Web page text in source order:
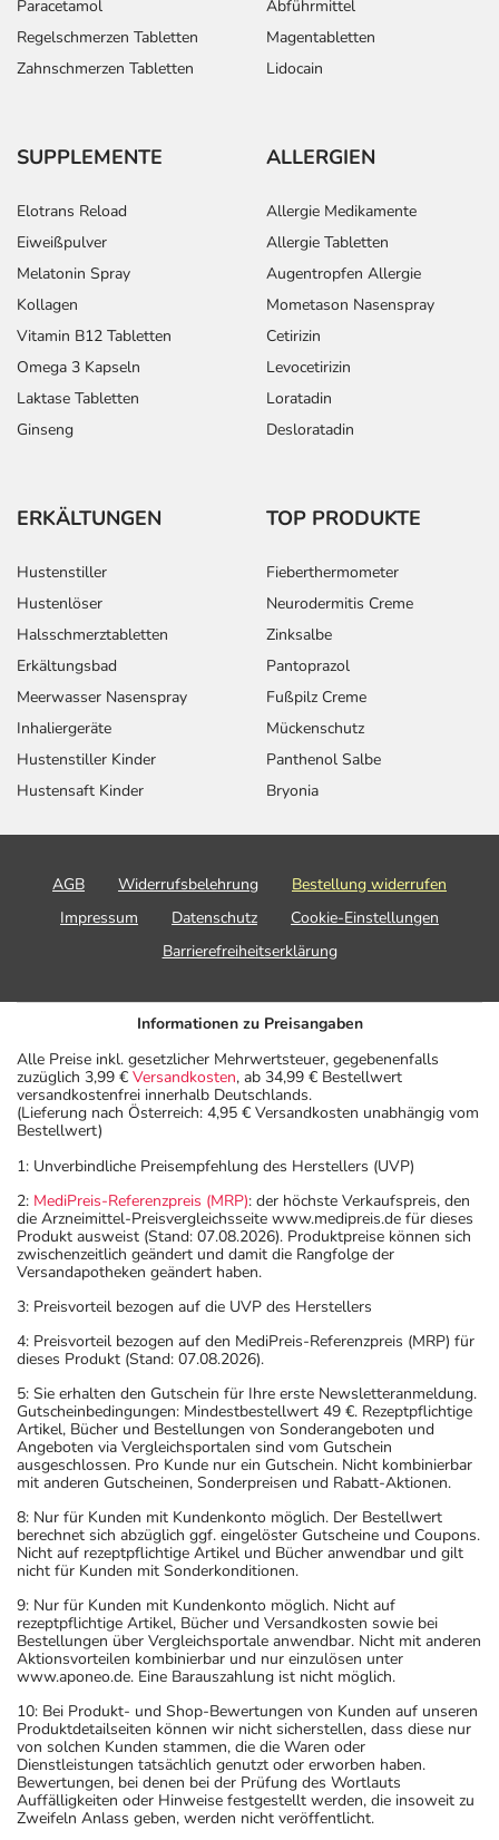
Paracetamol
Regelschmerzen Tabletten
Zahnschmerzen Tabletten
Abführmittel
Magentabletten
Lidocain
SUPPLEMENTE
Elotrans Reload
Eiweißpulver
Melatonin Spray
Kollagen
Vitamin B12 Tabletten
Omega 3 Kapseln
Laktase Tabletten
Ginseng
ALLERGIEN
Allergie Medikamente
Allergie Tabletten
Augentropfen Allergie
Mometason Nasenspray
Cetirizin
Levocetirizin
Loratadin
Desloratadin
ERKÄLTUNGEN
Hustenstiller
Hustenlöser
Halsschmerztabletten
Erkältungsbad
Meerwasser Nasenspray
Inhaliergeräte
Hustenstiller Kinder
Hustensaft Kinder
TOP PRODUKTE
Fieberthermometer
Neurodermitis Creme
Zinksalbe
Pantoprazol
Fußpilz Creme
Mückenschutz
Panthenol Salbe
Bryonia
AGB Widerrufsbelehrung
Bestellung widerrufen
Impressum
Datenschutz
Cookie-Einstellungen
Barrierefreiheitserklärung
Informationen zu Preisangaben
Alle Preise inkl. gesetzlicher Mehrwertsteuer, gegebenenfalls
zuzüglich 3,99 € Versandkosten, ab 34,99 € Bestellwert
versandkostenfrei innerhalb Deutschlands.
(Lieferung nach Österreich: 4,95 € Versandkosten unabhängig vom
Bestellwert)
1: Unverbindliche Preisempfehlung des Herstellers (UVP)
2: MediPreis-Referenzpreis (MRP): der höchste Verkaufspreis, den
die Arzneimittel-Preisvergleichsseite www.medipreis.de für dieses
Produkt ausweist (Stand: 07.08.2026). Produktpreise können sich
zwischenzeitlich geändert und damit die Rangfolge der
Versandapotheken geändert haben.
3: Preisvorteil bezogen auf die UVP des Herstellers
4: Preisvorteil bezogen auf den MediPreis-Referenzpreis (MRP) für
dieses Produkt (Stand: 07.08.2026).
5: Sie erhalten den Gutschein für Ihre erste Newsletteranmeldung.
Gutscheinbedingungen: Mindestbestellwert 49 €. Rezeptpflichtige
Artikel, Bücher und Bestellungen von Sonderangeboten und
Angeboten via Vergleichsportalen sind vom Gutschein
ausgeschlossen. Pro Kunde nur ein Gutschein. Nicht kombinierbar
mit anderen Gutscheinen, Sonderpreisen und Rabatt-Aktionen.
8: Nur für Kunden mit Kundenkonto möglich. Der Bestellwert
berechnet sich abzüglich ggf. eingelöster Gutscheine und Coupons.
Nicht auf rezeptpflichtige Artikel und Bücher anwendbar und gilt
nicht für Kunden mit Sonderkonditionen.
9: Nur für Kunden mit Kundenkonto möglich. Nicht auf
rezeptpflichtige Artikel, Bücher und Versandkosten sowie bei
Bestellungen über Vergleichsportale anwendbar. Nicht mit anderen
Aktionsvorteilen kombinierbar und nur einzulösen unter
www.aponeo.de. Eine Barauszahlung ist nicht möglich.
10: Bei Produkt- und Shop-Bewertungen von Kunden auf unseren
Produktdetailseiten können wir nicht sicherstellen, dass diese nur
von solchen Kunden stammen, die die Waren oder
Dienstleistungen tatsächlich genutzt oder erworben haben.
Bewertungen, bei denen bei der Prüfung des Wortlauts
Auffälligkeiten oder Hinweise festgestellt werden, die insoweit zu
Zweifeln Anlass geben, werden nicht veröffentlicht.